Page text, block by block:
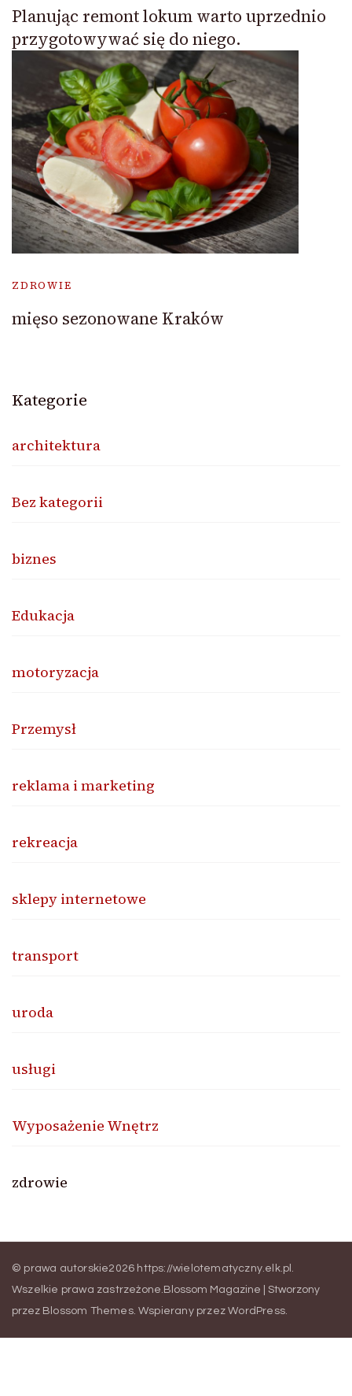
Planując remont lokum warto uprzednio
przygotowywać się do niego.
ZDROWIE
mięso sezonowane Kraków
Kategorie
architektura
Bez kategorii
biznes
Edukacja
motoryzacja
Przemysł
reklama i marketing
rekreacja
sklepy internetowe
transport
uroda
usługi
Wyposażenie Wnętrz
zdrowie
© prawa autorskie2026 https://wielotematyczny.elk.pl .
Wszelkie prawa zastrzeżone. Blossom Magazine | Stworzony
przez Blossom Themes. Wspierany przezWordPress.